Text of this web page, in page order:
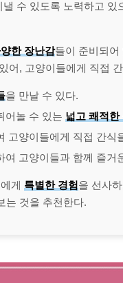
수 있도록 노력하고 있
한 장난감들이 준비되어
어, 고양이들에게 직접
을 만날 수 있다.
어놀 수 있는 넓고 쾌적한
고양이들에게 직접 간식
여 고양이들과 함께 즐거
게 특별한 경험을 선사
는 것을 추천한다.